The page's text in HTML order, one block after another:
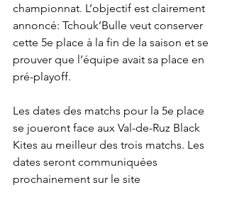
championnat. L’objectif est clairement
annoncé: Tchouk’Bulle veut conserver
cette 5e place à la fin de la saison et se
prouver que l’équipe avait sa place en
pré-playoff.
Les dates des matchs pour la 5e place
se joueront face aux Val-de-Ruz Black
Kites au meilleur des trois matchs. Les
dates seront communiquées
prochainement sur le site